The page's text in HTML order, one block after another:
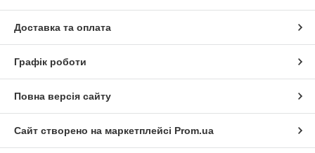
Доставка та оплата
Графік роботи
Повна версія сайту
Сайт створено на маркетплейсі Prom.ua